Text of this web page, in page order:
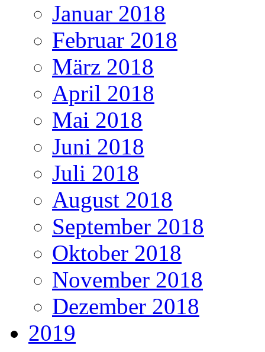
Januar 2018
Februar 2018
März 2018
April 2018
Mai 2018
Juni 2018
Juli 2018
August 2018
September 2018
Oktober 2018
November 2018
Dezember 2018
2019